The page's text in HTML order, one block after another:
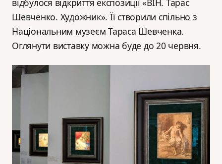
відбулося відкриття експозиції «ВІН. Тарас
Шевченко. Художник». Її створили спільно з
Національним музеєм Тараса Шевченка.
Оглянути виставку можна буде до 20 червня.